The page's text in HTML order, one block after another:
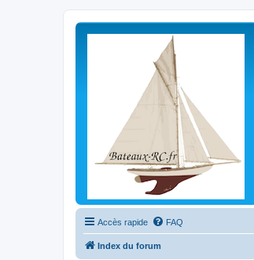
Accès rapide FAQ
Index du forum